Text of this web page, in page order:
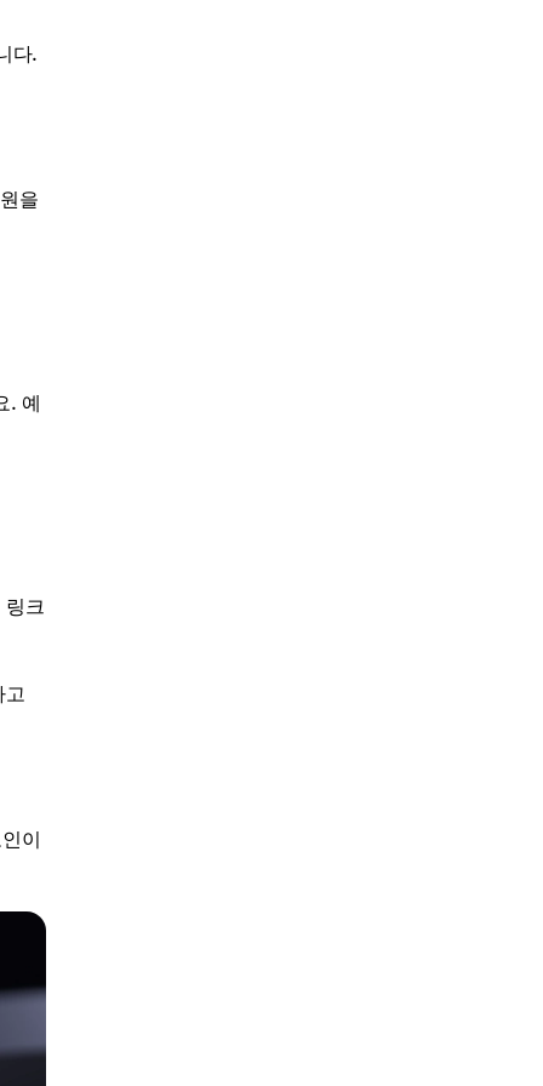
다.
을
. 예
링크
고
이